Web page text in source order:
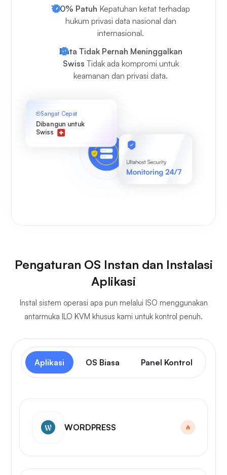
100% Patuh Kepatuhan ketat terhadap
hukum privasi data nasional dan
internasional.
Data Tidak Pernah Meninggalkan
Swiss Tidak ada kompromi untuk
keamanan dan privasi data.
Sangat Cepat
Dibangun untuk
Swiss
Pengaturan OS Instan dan Instalasi
Aplikasi
Instal sistem operasi apa pun melalui ISO menggunakan
antarmuka ILO KVM khusus kami untuk kontrol penuh.
Aplikasi OS Biasa Panel Kontrol
WORDPRESS